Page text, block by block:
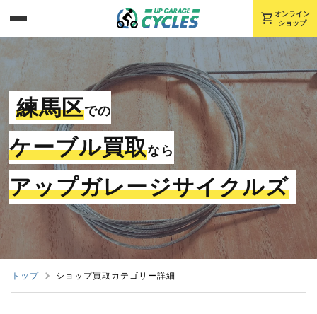
shopping_cart オンライン
ショップ
練馬区での
ケーブル買取なら
アップガレージサイクルズ
トップ ショップ買取カテゴリー詳細